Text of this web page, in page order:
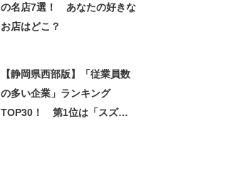
の名店7選！ あなたの好きな
お店はどこ？
【静岡県西部版】「従業員数
の多い企業」ランキング
TOP30！ 第1位は「スズキ